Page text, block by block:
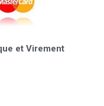
et Virement